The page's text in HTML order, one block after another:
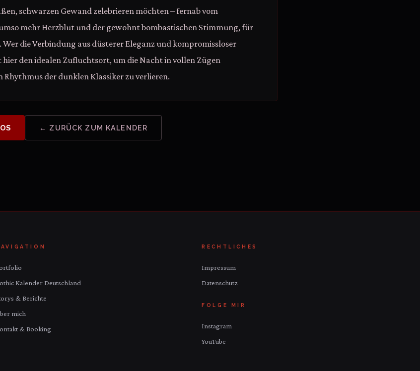
schwarzen Gewand zelebrieren möchten – fernab vom
mehr Herzblut und der gewohnt bombastischen Stimmung, für
Wer die Verbindung aus düsterer Eleganz und kompromissloser
den idealen Zufluchtsort, um die Nacht in vollen Zügen
Rhythmus der dunklen Klassiker zu verlieren.
← ZURÜCK ZUM KALENDER
Kalender Deutschland
& Berichte
mich
& Booking
RECHTLICHES
Impressum
Datenschutz
FOLGE MIR
Instagram
YouTube